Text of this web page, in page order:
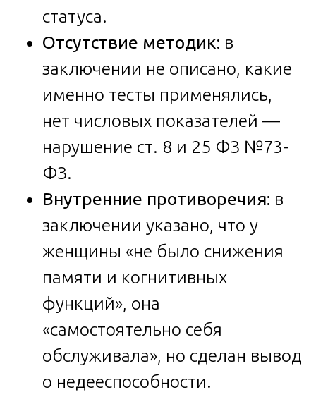
статуса.
Отсутствие методик: в
заключении не описано, какие
именно тесты применялись,
нет числовых показателей —
нарушение ст. 8 и 25 ФЗ №73-
ФЗ.
Внутренние противоречия: в
заключении указано, что у
женщины «не было снижения
памяти и когнитивных
функций», она
«самостоятельно себя
обслуживала», но сделан вывод
о недееспособности.